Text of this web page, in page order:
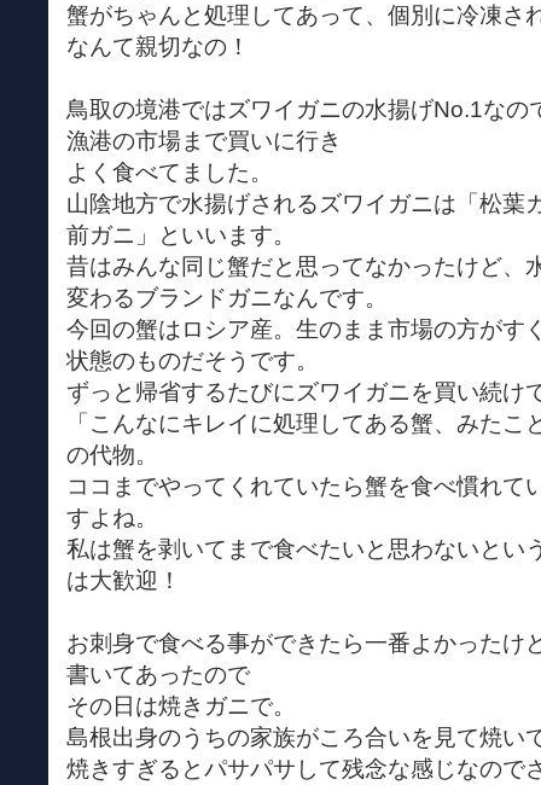
蟹がちゃんと処理してあって、個別に冷凍さ
なんて親切なの！
鳥取の境港ではズワイガニの水揚げNo.1なの
漁港の市場まで買いに行き
よく食べてました。
山陰地方で水揚げされるズワイガニは「松葉
前ガニ」といいます。
昔はみんな同じ蟹だと思ってなかったけど、
変わるブランドガニなんです。
今回の蟹はロシア産。生のまま市場の方がす
状態のものだそうです。
ずっと帰省するたびにズワイガニを買い続け
「こんなにキレイに処理してある蟹、みたこ
の代物。
ココまでやってくれていたら蟹を食べ慣れて
すよね。
私は蟹を剥いてまで食べたいと思わないとい
は大歓迎！
お刺身で食べる事ができたら一番よかったけ
書いてあったので
その日は焼きガニで。
島根出身のうちの家族がころ合いを見て焼い
焼きすぎるとパサパサして残念な感じなので